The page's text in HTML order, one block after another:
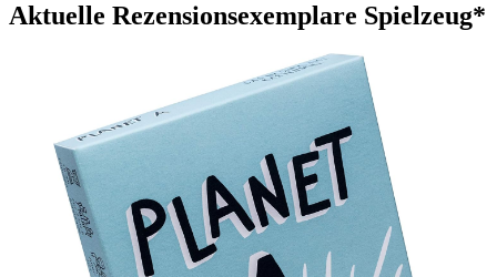
Aktuelle Rezensionsexemplare Spielzeug*